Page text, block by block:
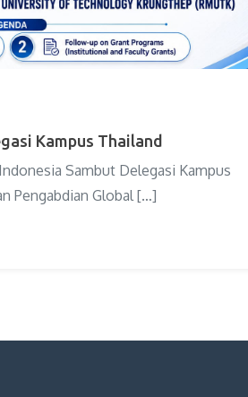
Kampus Thailand
Sambut Delegasi Kampus
Pengabdian Global […]